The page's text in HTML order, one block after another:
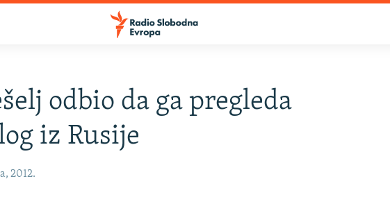
odbio da ga pregleda
iz Rusije
2012.